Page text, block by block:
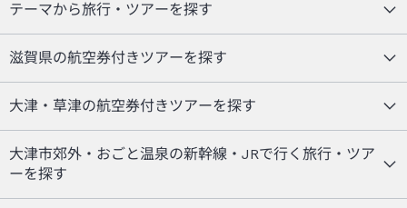
テーマから旅行・ツアーを探す
滋賀県の航空券付きツアーを探す
大津・草津の航空券付きツアーを探す
大津市郊外・おごと温泉の新幹線・JRで行く旅行・ツア
ーを探す